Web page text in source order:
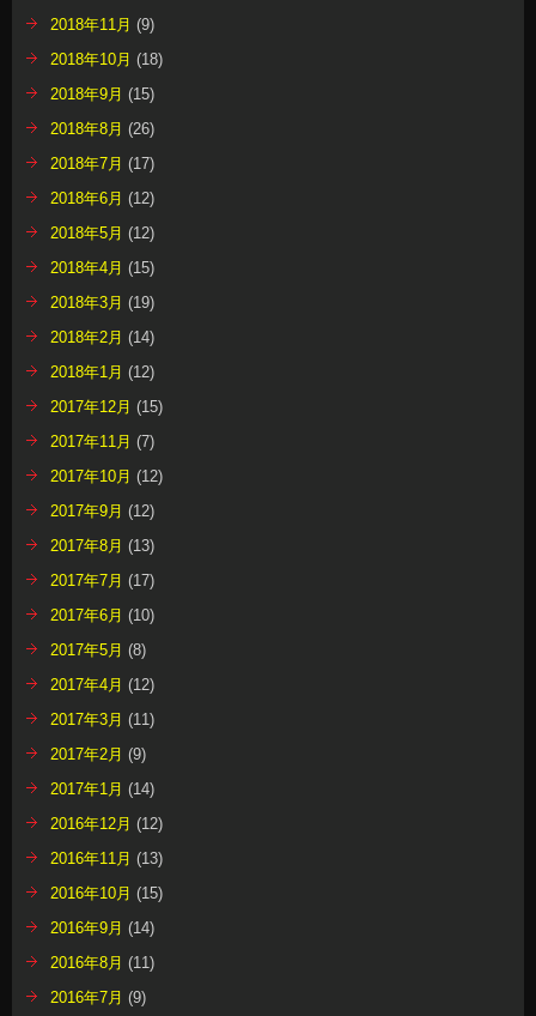
2018年11月 (9)
2018年10月 (18)
2018年9月 (15)
2018年8月 (26)
2018年7月 (17)
2018年6月 (12)
2018年5月 (12)
2018年4月 (15)
2018年3月 (19)
2018年2月 (14)
2018年1月 (12)
2017年12月 (15)
2017年11月 (7)
2017年10月 (12)
2017年9月 (12)
2017年8月 (13)
2017年7月 (17)
2017年6月 (10)
2017年5月 (8)
2017年4月 (12)
2017年3月 (11)
2017年2月 (9)
2017年1月 (14)
2016年12月 (12)
2016年11月 (13)
2016年10月 (15)
2016年9月 (14)
2016年8月 (11)
2016年7月 (9)